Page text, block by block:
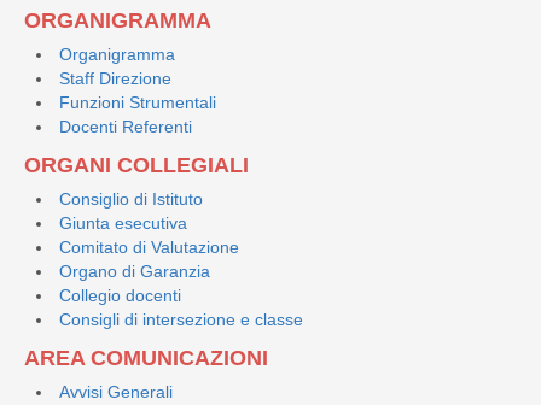
ORGANIGRAMMA
Organigramma
Staff Direzione
Funzioni Strumentali
Docenti Referenti
ORGANI COLLEGIALI
Consiglio di Istituto
Giunta esecutiva
Comitato di Valutazione
Organo di Garanzia
Collegio docenti
Consigli di intersezione e classe
AREA COMUNICAZIONI
Avvisi Generali